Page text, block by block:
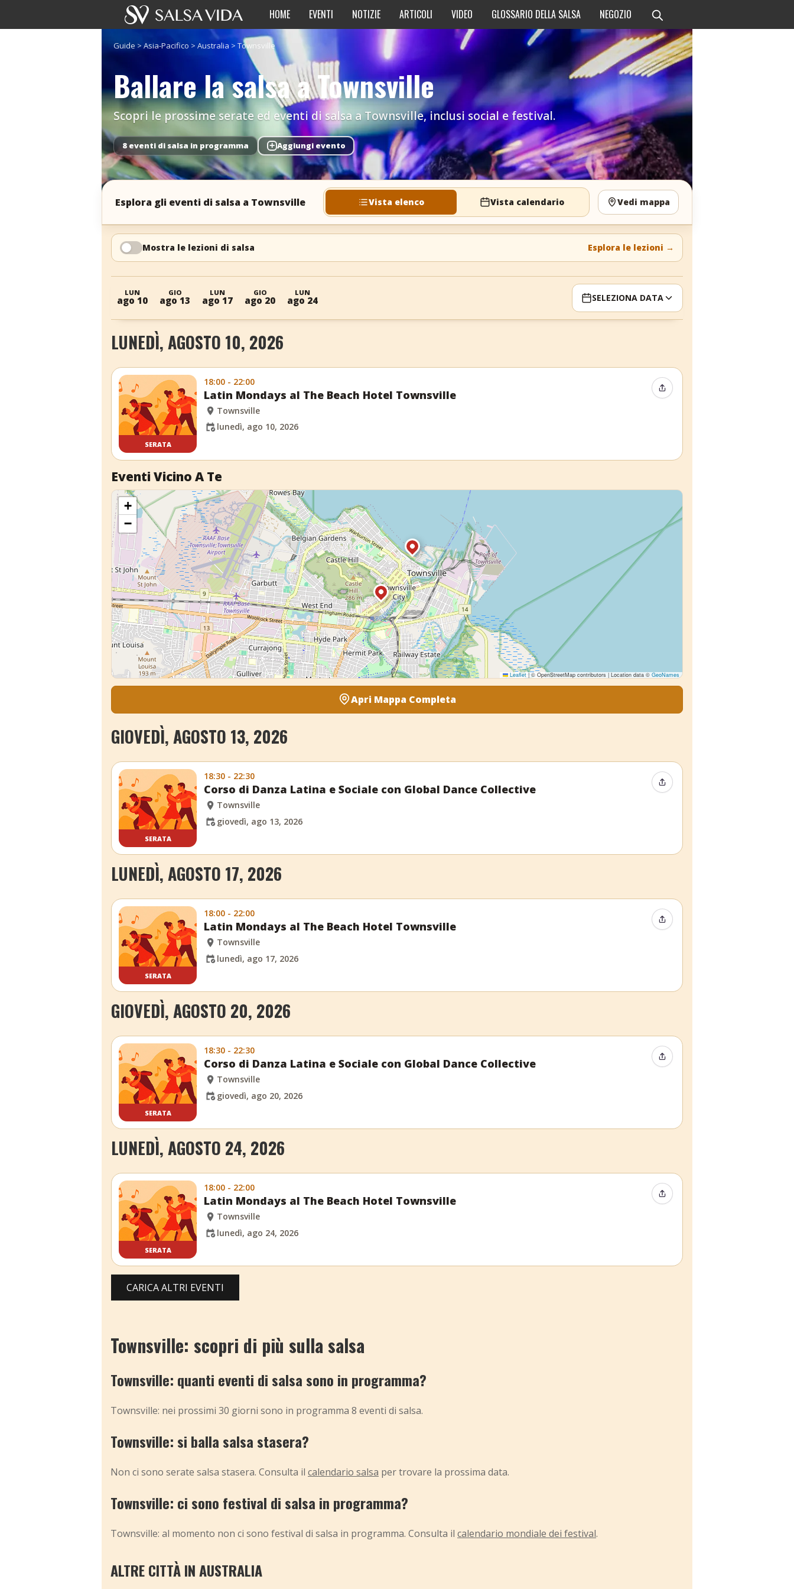
HOME EVENTI NOTIZIE ARTICOLI VIDEO GLOSSARIO DELLA SALSA NEGOZIO
Guide >Asia-Pacifico > Australia > Townsville
Ballare la salsa a Townsville
Scopri le prossime serate ed eventi di salsa a Townsville, inclusi social e festival.
8 eventi di salsa in programma + Aggiungi evento
Esplora gli eventi di salsa a Townsville Vista elenco Vista calendario Vedi mappa
Mostra le lezioni di salsa Esplora le lezioni →
LUN
ago 10
GIO
ago 13
LUN
ago 17
GIO
ago 20
LUN
ago 24 SELEZIONA DATA
LUNEDÌ, AGOSTO 10, 2026
SERATA
18:00 - 22:00
Latin Mondays al The Beach Hotel Townsville
Townsville
lunedì, ago 10, 2026
Condividi evento
Eventi Vicino A Te
+
−
Leaflet |© OpenStreetMap contributors | Location data ©GeoNames
Apri Mappa Completa
GIOVEDÌ, AGOSTO 13, 2026
SERATA
18:30 - 22:30
Corso di Danza Latina e Sociale con Global Dance Collective
Townsville
giovedì, ago 13, 2026
Condividi evento
LUNEDÌ, AGOSTO 17, 2026
SERATA
18:00 - 22:00
Latin Mondays al The Beach Hotel Townsville
Townsville
lunedì, ago 17, 2026
Condividi evento
GIOVEDÌ, AGOSTO 20, 2026
SERATA
18:30 - 22:30
Corso di Danza Latina e Sociale con Global Dance Collective
Townsville
giovedì, ago 20, 2026
Condividi evento
LUNEDÌ, AGOSTO 24, 2026
SERATA
18:00 - 22:00
Latin Mondays al The Beach Hotel Townsville
Townsville
lunedì, ago 24, 2026
Condividi evento
CARICA ALTRI EVENTI
Townsville: scopri di più sulla salsa
Townsville: quanti eventi di salsa sono in programma?
Townsville: nei prossimi 30 giorni sono in programma 8 eventi di salsa.
Townsville: si balla salsa stasera?
Non ci sono serate salsa stasera. Consulta il calendario salsa per trovare la prossima data.
Townsville: ci sono festival di salsa in programma?
Townsville: al momento non ci sono festival di salsa in programma. Consulta il calendario mondiale dei festival.
ALTRE CITTÀ IN AUSTRALIA